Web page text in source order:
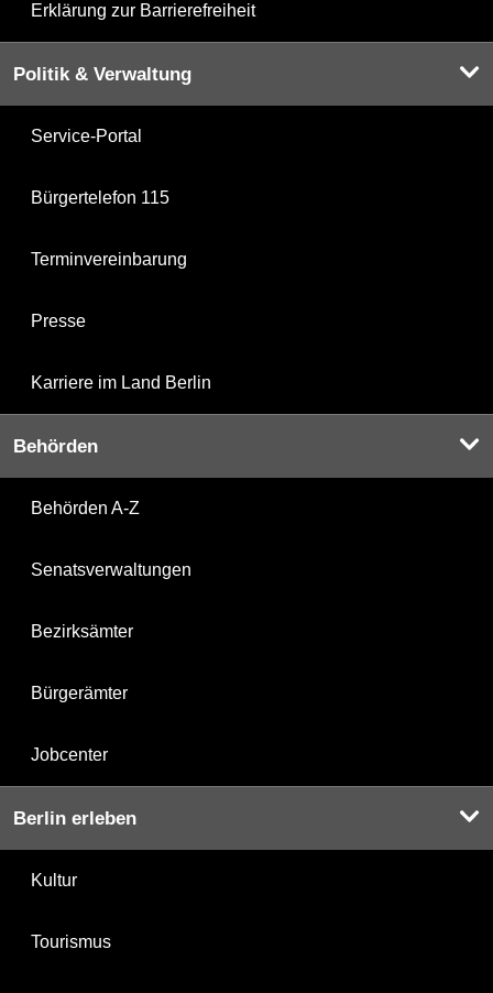
Erklärung zur Barrierefreiheit
Politik & Verwaltung
Service-Portal
Bürgertelefon 115
Terminvereinbarung
Presse
Karriere im Land Berlin
Behörden
Behörden A-Z
Senatsverwaltungen
Bezirksämter
Bürgerämter
Jobcenter
Berlin erleben
Kultur
Tourismus